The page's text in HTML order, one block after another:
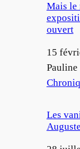
Mais le
ouvert
Date
15
Auteur
Par
Les